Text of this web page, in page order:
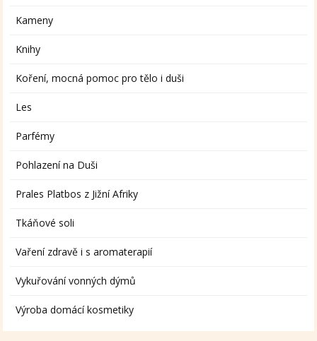
Kameny
Knihy
Koření, mocná pomoc pro tělo i duši
Les
Parfémy
Pohlazení na Duši
Prales Platbos z Jižní Afriky
Tkáňové soli
Vaření zdravě i s aromaterapií
Vykuřování vonných dýmů
Výroba domácí kosmetiky